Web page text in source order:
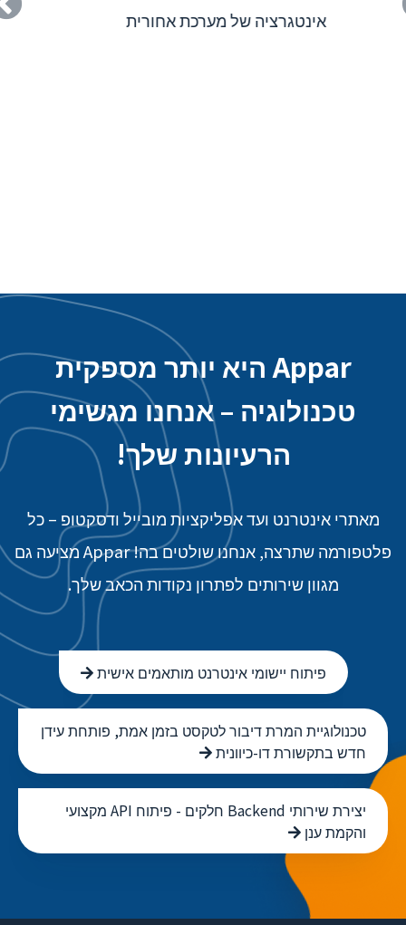
Appar היא יותר מספקית
טכנולוגיה – אנחנו מגשימי
הרעיונות שלך!
מאתרי אינטרנט ועד אפליקציות מובייל ודסקטופ – כל
פלטפורמה שתרצה, אנחנו שולטים בה! Appar מציעה גם
מגוון שירותים לפתרון נקודות הכאב שלך.
פיתוח יישומי אינטרנט מותאמים אישית
טכנולוגיית המרת דיבור לטקסט בזמן אמת, פותחת עידן
חדש בתקשורת דו-כיוונית
יצירת שירותי Backend חלקים - פיתוח API מקצועי
והקמת ענן